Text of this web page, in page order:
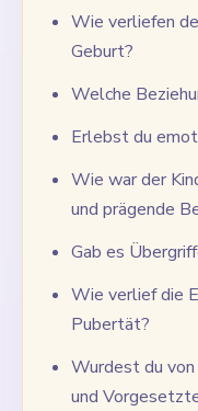
Wie verliefen
Geburt?
Welche
Erlebst du
Wie war der
und prägende
Gab es
Wie verlief die
Pubertät?
Wurdest du
und